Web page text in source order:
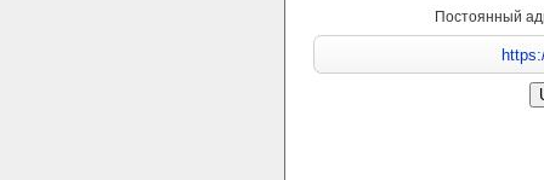
Постоянный